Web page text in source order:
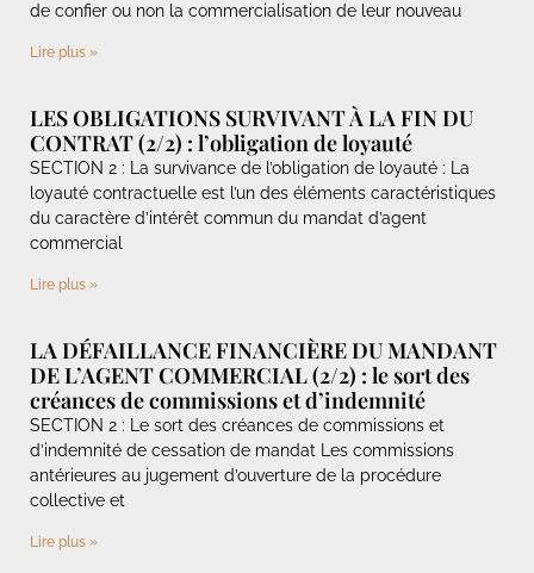
de confier ou non la commercialisation de leur nouveau
Lire plus »
LES OBLIGATIONS SURVIVANT À LA FIN DU
CONTRAT (2/2) : l’obligation de loyauté
SECTION 2 : La survivance de l’obligation de loyauté : La
loyauté contractuelle est l’un des éléments caractéristiques
du caractère d’intérêt commun du mandat d’agent
commercial
Lire plus »
LA DÉFAILLANCE FINANCIÈRE DU MANDANT
DE L’AGENT COMMERCIAL (2/2) : le sort des
créances de commissions et d’indemnité
SECTION 2 : Le sort des créances de commissions et
d’indemnité de cessation de mandat Les commissions
antérieures au jugement d’ouverture de la procédure
collective et
Lire plus »